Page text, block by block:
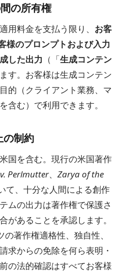
の所有権
用料金を支払う限り、 お客
様のプロンプトおよび入力
した出力 （「生成コンテン
す。お客様は生成コンテン
的（クライアント業務、マ
含む）で利用できます。
の制約
国を含む。現行の米国著作
Perlmutter、 Zarya of the
て、十分な人間による創作
ムの出力は著作権で保護さ
があることを承認します。
著作権適格性、独自性、
求からの免除を何ら表明・
の法的確認はすべてお客様